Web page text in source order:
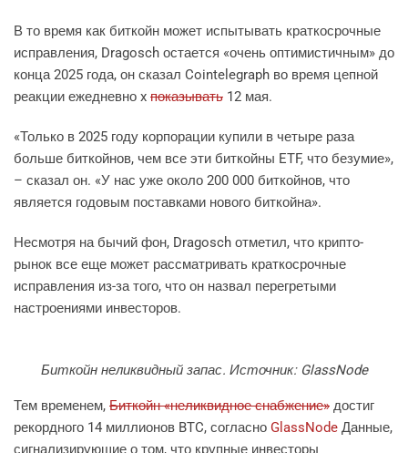
В то время как биткойн может испытывать краткосрочные
исправления, Dragosch остается «очень оптимистичным» до
конца 2025 года, он сказал Cointelegraph во время цепной
реакции ежедневно x показывать 12 мая.
«Только в 2025 году корпорации купили в четыре раза
больше биткойнов, чем все эти биткойны ETF, что безумие»,
– сказал он. «У нас уже около 200 000 биткойнов, что
является годовым поставками нового биткойна».
Несмотря на бычий фон, Dragosch отметил, что крипто-
рынок все еще может рассматривать краткосрочные
исправления из-за того, что он назвал перегретыми
настроениями инвесторов.
Биткойн неликвидный запас. Источник: GlassNode
Тем временем, Биткойн «неликвидное снабжение» достиг
рекордного 14 миллионов BTC, согласно GlassNode Данные,
сигнализирующие о том, что крупные инвесторы